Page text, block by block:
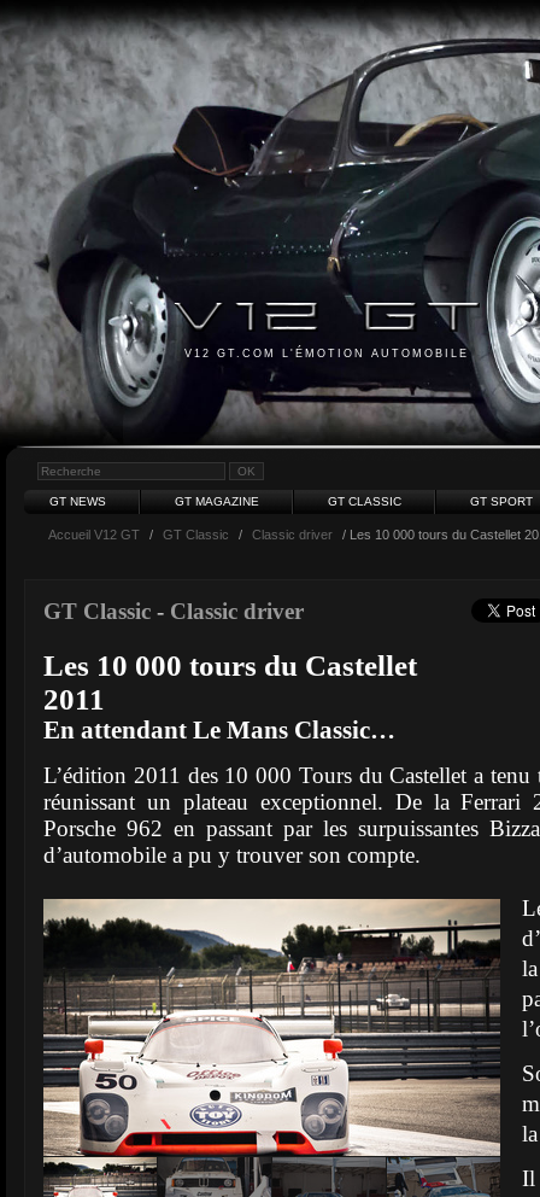
V12 GT.COM L'ÉMOTION AUTOMOBILE
GT NEWS GT MAGAZINE GT CLASSIC GT SPORT
Accueil V12 GT / GT Classic / Classic driver / Les 10 000 tours du Castellet
GT Classic - Classic driver
Les 10 000 tours du Castellet
2011
En attendant Le Mans Classic…
L’édition 2011 des 10 000 Tours du Castellet a tenu
réunissant un plateau exceptionnel. De la
Porsche 962 en passant par les surpuissantes
d’automobile a pu y trouver son compte.
Il